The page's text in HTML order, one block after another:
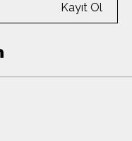
Kayıt Ol